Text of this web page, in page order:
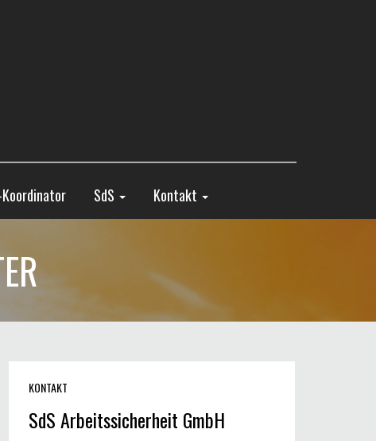
Koordinator SdS Kontakt
KONTAKT
SdS Arbeitssicherheit GmbH